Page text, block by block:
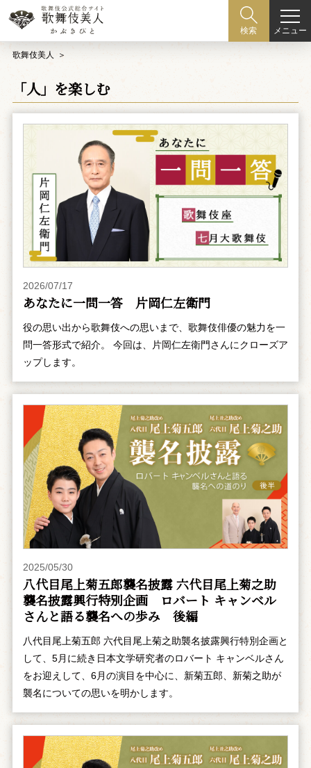
検索 メニュー
歌舞伎美人
「人」を楽しむ
2026/07/17
あなたに一問一答 片岡仁左衛門
役の思い出から歌舞伎への思いまで、歌舞伎俳優の魅力を一
問一答形式で紹介。 今回は、片岡仁左衛門さんにクローズア
ップします。
2025/05/30
八代目尾上菊五郎襲名披露 六代目尾上菊之助
襲名披露興行特別企画 ――ロバート キャンベル
さんと語る襲名への歩み 後編
八代目尾上菊五郎 六代目尾上菊之助襲名披露興行特別企画と
して、5月に続き日本文学研究者のロバート キャンベルさん
をお迎えして、6月の演目を中心に、新菊五郎、新菊之助が
襲名についての思いを明かします。